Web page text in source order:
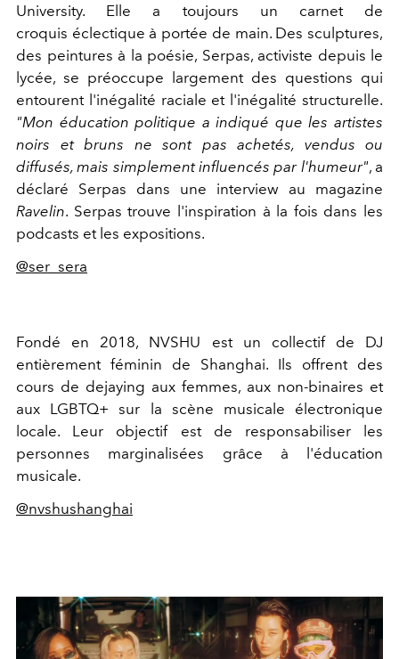
University. Elle a toujours un carnet de
croquis éclectique à portée de main. Des sculptures,
des peintures à la poésie, Serpas, activiste depuis le
lycée, se préoccupe largement des questions qui
entourent l'inégalité raciale et l'inégalité structurelle.
"Mon éducation politique a indiqué que les artistes
noirs et bruns ne sont pas achetés, vendus ou
diffusés, mais simplement influencés par l'humeur", a
déclaré Serpas dans une interview au magazine
Ravelin. Serpas trouve l'inspiration à la fois dans les
podcasts et les expositions.
@ser_sera
Fondé en 2018, NVSHU est un collectif de DJ
entièrement féminin de Shanghai. Ils offrent des
cours de dejaying aux femmes, aux non-binaires et
aux LGBTQ+ sur la scène musicale électronique
locale. Leur objectif est de responsabiliser les
personnes marginalisées grâce à l'éducation
musicale.
@nvshushanghai